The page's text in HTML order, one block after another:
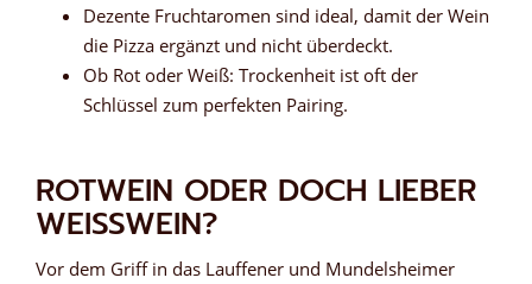
Dezente Fruchtaromen sind ideal, damit der Wein
die Pizza ergänzt und nicht überdeckt.
Ob Rot oder Weiß: Trockenheit ist oft der
Schlüssel zum perfekten Pairing.
ROTWEIN ODER DOCH LIEBER
WEISSWEIN?
Vor dem Griff in das Lauffener und Mundelsheimer